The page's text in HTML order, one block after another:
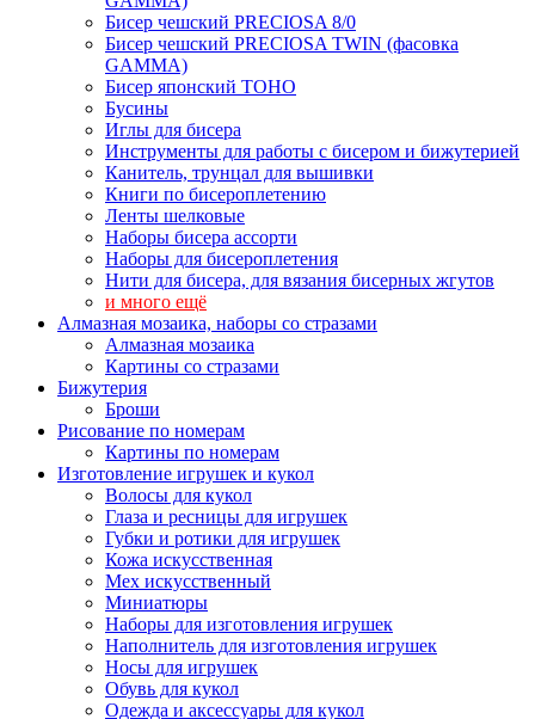
Бисер чешский PRECIOSA 8/0
Бисер чешский PRECIOSA TWIN (фасовка
GAMMA)
Бисер японский TOHO
Бусины
Иглы для бисера
Инструменты для работы с бисером и бижутерией
Канитель, трунцал для вышивки
Книги по бисероплетению
Ленты шелковые
Наборы бисера ассорти
Наборы для бисероплетения
Нити для бисера, для вязания бисерных жгутов
и много ещё
Алмазная мозаика, наборы со стразами
Алмазная мозаика
Картины co стразами
Бижутерия
Броши
Рисование по номерам
Картины по номерам
Изготовление игрушек и кукол
Волосы для кукол
Глаза и ресницы для игрушек
Губки и ротики для игрушек
Кожа искусственная
Мех искусственный
Миниатюры
Наборы для изготовления игрушек
Наполнитель для изготовления игрушек
Носы для игрушек
Обувь для кукол
Одежда и аксессуары для кукол